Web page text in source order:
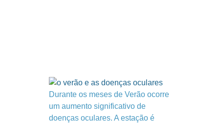
Durante os meses de Verão ocorre
um aumento significativo de
doenças oculares. A estação é